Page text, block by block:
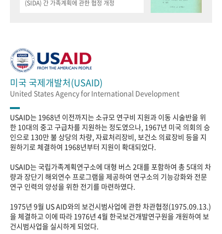
(SIDA) 간 가족계획에 관한 협정 개정
미국 국제개발처(USAID)
United States Agency for International Development
USAID는 1968년 이전까지는 소규모 연구비 지원과 이동 시술반을 위
한 10대의 중고 구급차를 지원하는 정도였으나, 1967년 미국 의회의 승
인으로 130만 불 상당의 차량, 자료처리장비, 보건소 의료장비 등을 지
원하기로 체결하여 1968년부터 지원이 확대되었다.
USAID는 국립가족계획연구소에 대형 버스 2대를 포함하여 총 5대의 차
량과 장단기 해외연수 프로그램을 제공하여 연구소의 기능강화와 전문
연구 인력의 양성을 위한 전기를 마련하였다.
1975년 9월 US AID와의 보건시범사업에 관한 차관협정(1975.09.13.)
을 체결하고 이에 따라 1976년 4월 한국보건개발연구원을 개원하여 보
건시범사업을 실시하게 되었다.